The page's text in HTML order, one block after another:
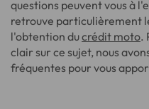
questions peuvent vous à
retrouve particulièrement
l'obtention ducrédit moto.
clair sur ce sujet, nous
fréquentes pour vous